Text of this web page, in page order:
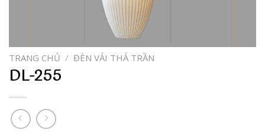
TRANG CHỦ / ĐÈN VẢI THẢ TRẦN
DL-255